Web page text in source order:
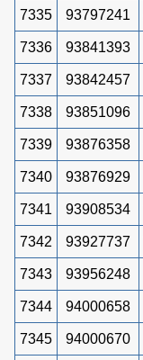
7335 93797241
7336 93841393
7337 93842457
7338 93851096
7339 93876358
7340 93876929
7341 93908534
7342 93927737
7343 93956248
7344 94000658
7345 94000670